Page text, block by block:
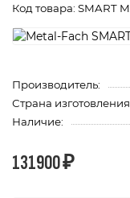
Код товара: SMART
Производитель:
Страна
Наличие:
131900 ₽